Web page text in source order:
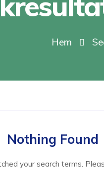
Hem
Nothing Found
your search terms.